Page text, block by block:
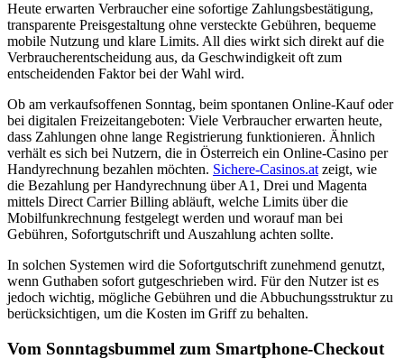
Heute erwarten Verbraucher eine sofortige Zahlungsbestätigung,
transparente Preisgestaltung ohne versteckte Gebühren, bequeme
mobile Nutzung und klare Limits. All dies wirkt sich direkt auf die
Verbraucherentscheidung aus, da Geschwindigkeit oft zum
entscheidenden Faktor bei der Wahl wird.
Ob am verkaufsoffenen Sonntag, beim spontanen Online-Kauf oder
bei digitalen Freizeitangeboten: Viele Verbraucher erwarten heute,
dass Zahlungen ohne lange Registrierung funktionieren. Ähnlich
verhält es sich bei Nutzern, die in Österreich ein Online-Casino per
Handyrechnung bezahlen möchten. Sichere-Casinos.at zeigt, wie
die Bezahlung per Handyrechnung über A1, Drei und Magenta
mittels Direct Carrier Billing abläuft, welche Limits über die
Mobilfunkrechnung festgelegt werden und worauf man bei
Gebühren, Sofortgutschrift und Auszahlung achten sollte.
In solchen Systemen wird die Sofortgutschrift zunehmend genutzt,
wenn Guthaben sofort gutgeschrieben wird. Für den Nutzer ist es
jedoch wichtig, mögliche Gebühren und die Abbuchungsstruktur zu
berücksichtigen, um die Kosten im Griff zu behalten.
Vom Sonntagsbummel zum Smartphone-Checkout